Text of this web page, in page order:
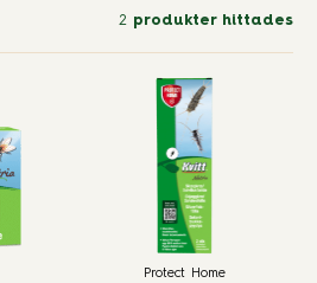
2 produkter hittades
Protect Home